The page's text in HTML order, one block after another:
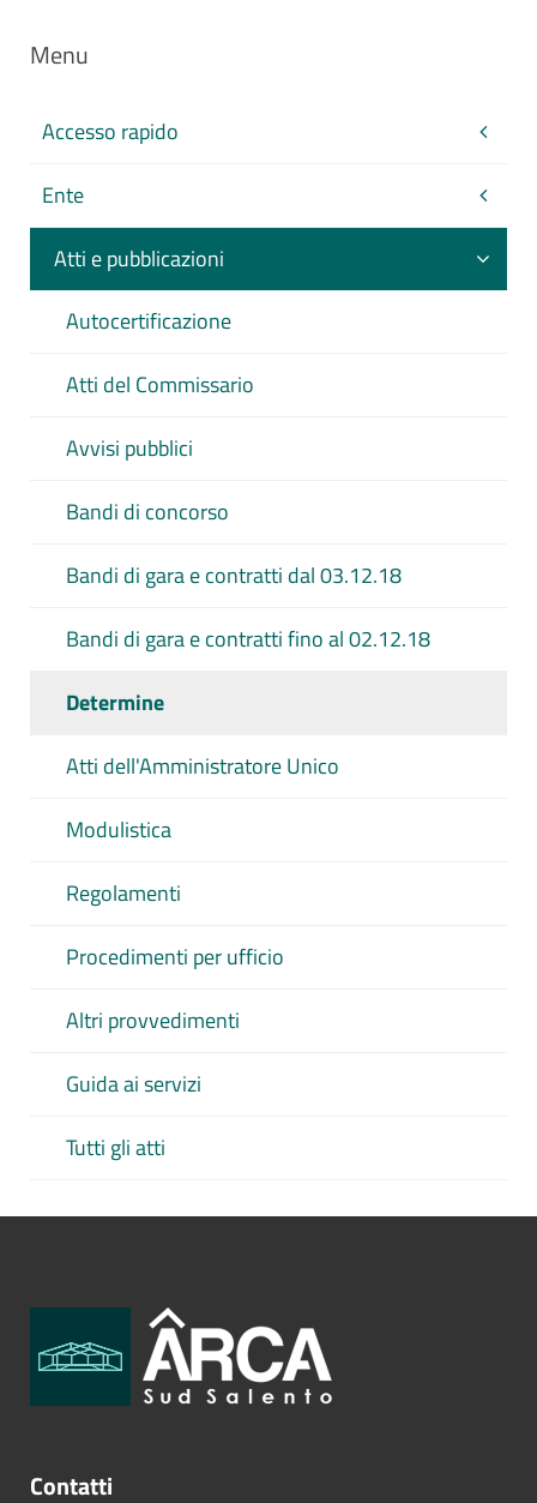
Menu
Accesso rapido
Ente
Atti e pubblicazioni
Autocertificazione
Atti del Commissario
Avvisi pubblici
Bandi di concorso
Bandi di gara e contratti dal 03.12.18
Bandi di gara e contratti fino al 02.12.18
Determine
Atti dell'Amministratore Unico
Modulistica
Regolamenti
Procedimenti per ufficio
Altri provvedimenti
Guida ai servizi
Tutti gli atti
Contatti